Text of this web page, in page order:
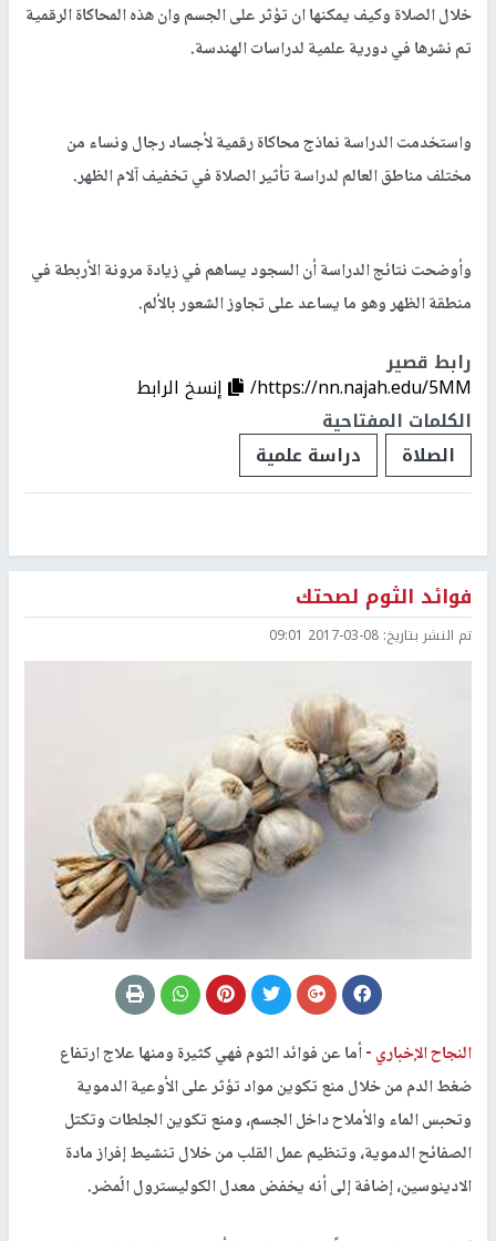
خلال الصلاة وكيف يمكنها ان تؤثر على الجسم وان هذه المحاكاة الرقمية
تم نشرها في دورية علمية لدراسات الهندسة.
واستخدمت الدراسة نماذج محاكاة رقمية لأجساد رجال ونساء من
مختلف مناطق العالم لدراسة تأثير الصلاة في تخفيف آلام الظهر.
وأوضحت نتائج الدراسة أن السجود يساهم في زيادة مرونة الأربطة في
منطقة الظهر وهو ما يساعد على تجاوز الشعور بالألم.
رابط قصير
https://nn.najah.edu/5MM/
إنسخ الرابط
الكلمات المفتاحية
الصلاة
دراسة علمية
فوائد الثوم لصحتك
تم النشر بتاريخ: 2017-03-08 09:01
النجاح الإخباري -أما عن فوائد الثوم فهي كثيرة ومنها علاج ارتفاع
ضغط الدم من خلال منع تكوين مواد تؤثر على الأوعية الدموية
وتحبس الماء والأملاح داخل الجسم، ومنع تكوين الجلطات وتكتل
الصفائح الدموية، وتنظيم عمل القلب من خلال تنشيط إفراز مادة
الادينوسين، إضافة إلى أنه يخفض معدل الكوليسترول الُمضر.